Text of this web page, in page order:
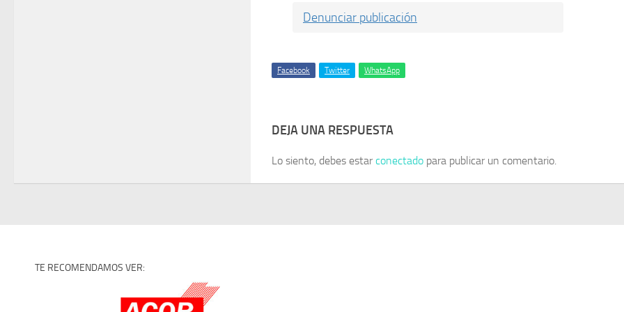
Denunciar publicación
Facebook Twitter WhatsApp
DEJA UNA RESPUESTA
Lo siento, debes estarconectado para publicar un comentario.
TE RECOMENDAMOS VER: